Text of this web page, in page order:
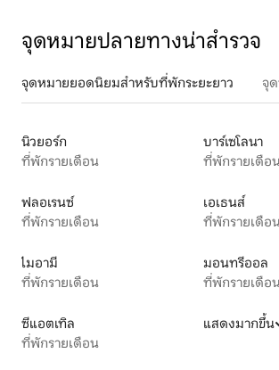
จุดหมายปลายทางน่าสำรวจ
จุดหมายยอดนิยมสำหรับที่พักระยะยาว จุ
นิวยอร์ก
ที่พักรายเดือน
บาร์เซโลนา
ที่พักรายเดือ
ฟลอเรนซ์
ที่พักรายเดือน
เอเธนส์
ที่พักรายเดือ
ไมอามี
ที่พักรายเดือน
มอนทรีออล
ที่พักรายเดือ
ซีแอตเทิล
ที่พักรายเดือน
แสดงมากขึ้น